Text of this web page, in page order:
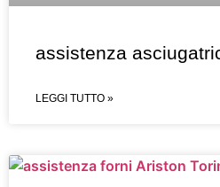
assistenza
LEGGI TUTTO »